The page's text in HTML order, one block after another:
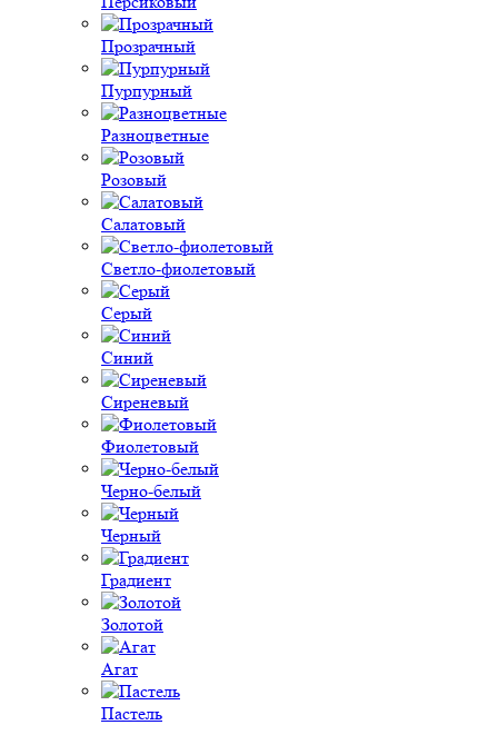
Прозрачный
Пурпурный
Разноцветные
Розовый
Салатовый
Светло-фиолетовый
Серый
Синий
Сиреневый
Фиолетовый
Черно-белый
Черный
Градиент
Золотой
Агат
Пастель